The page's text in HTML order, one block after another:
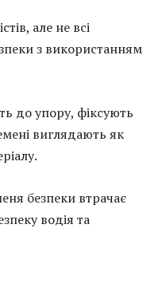
але не всі
з використанням
до упору, фіксують
виглядають як
безпеки втрачає
водія та